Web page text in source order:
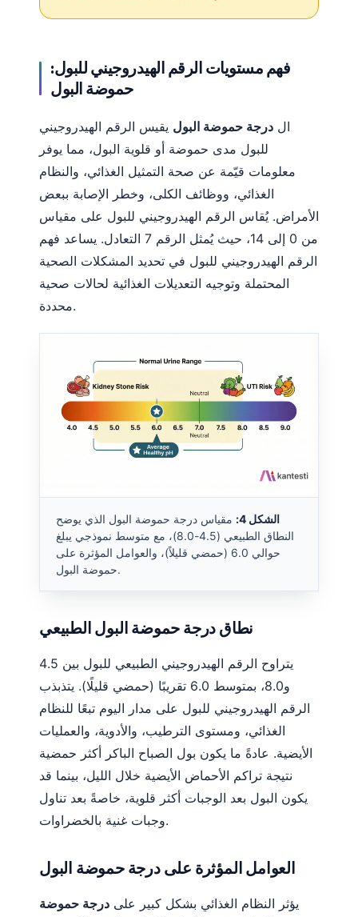
فهم مستويات الرقم الهيدروجيني للبول:
حموضة البول
ال درجة حموضة البول يقيس الرقم الهيدروجيني
للبول مدى حموضة أو قلوية البول، مما يوفر
معلومات قيّمة عن صحة التمثيل الغذائي، والنظام
الغذائي، ووظائف الكلى، وخطر الإصابة ببعض
الأمراض. يُقاس الرقم الهيدروجيني للبول على مقياس
من 0 إلى 14، حيث يُمثل الرقم 7 التعادل. يساعد فهم
الرقم الهيدروجيني للبول في تحديد المشكلات الصحية
المحتملة وتوجيه التعديلات الغذائية لحالات صحية
محددة.
الشكل 4:
مقياس درجة حموضة البول الذي يوضح
النطاق الطبيعي (4.5-8.0)، مع متوسط نموذجي يبلغ
حوالي 6.0 (حمضي قليلاً)، والعوامل المؤثرة على
حموضة البول.
نطاق درجة حموضة البول الطبيعي
يتراوح الرقم الهيدروجيني الطبيعي للبول بين 4.5
و8.0، بمتوسط 6.0 تقريبًا (حمضي قليلًا). يتذبذب
الرقم الهيدروجيني للبول على مدار اليوم تبعًا للنظام
الغذائي، ومستوى الترطيب، والأدوية، والعمليات
الأيضية. عادةً ما يكون بول الصباح الباكر أكثر حمضية
نتيجة تراكم الأحماض الأيضية خلال الليل، بينما قد
يكون البول بعد الوجبات أكثر قلوية، خاصةً بعد تناول
وجبات غنية بالخضراوات.
العوامل المؤثرة على درجة حموضة البول
يؤثر النظام الغذائي بشكل كبير على درجة حموضة